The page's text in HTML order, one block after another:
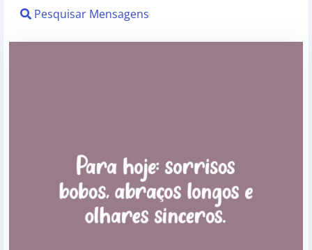
Pesquisar Mensagens